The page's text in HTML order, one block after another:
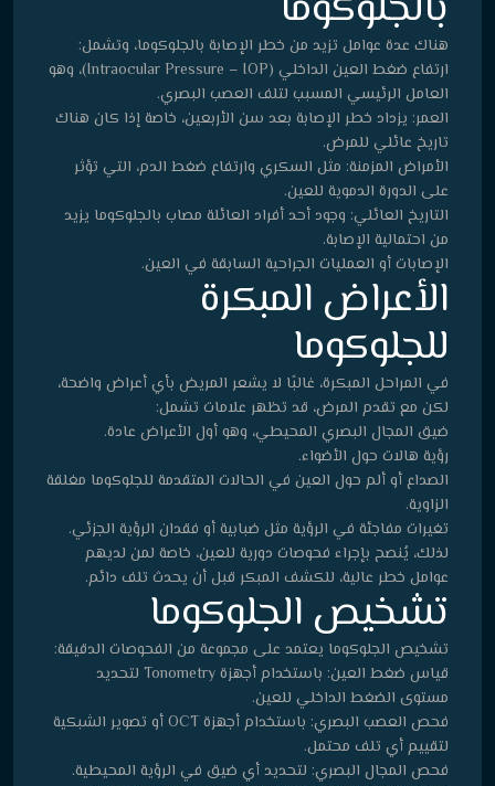
هناك عدة عوامل تزيد من خطر الإصابة بالجلوكوما، وتشمل:
ارتفاع ضغط العين الداخلي (Intraocular Pressure – IOP)، وهو
العامل الرئيسي المسبب لتلف العصب البصري.
العمر: يزداد خطر الإصابة بعد سن الأربعين، خاصة إذا كان هناك
تاريخ عائلي للمرض.
الأمراض المزمنة: مثل السكري وارتفاع ضغط الدم، التي تؤثر
على الدورة الدموية للعين.
التاريخ العائلي: وجود أحد أفراد العائلة مصاب بالجلوكوما يزيد
من احتمالية الإصابة.
الإصابات أو العمليات الجراحية السابقة في العين.
الأعراض المبكرة
للجلوكوما
في المراحل المبكرة، غالبًا لا يشعر المريض بأي أعراض واضحة،
لكن مع تقدم المرض، قد تظهر علامات تشمل:
ضيق المجال البصري المحيطي، وهو أول الأعراض عادة.
رؤية هالات حول الأضواء.
الصداع أو ألم حول العين في الحالات المتقدمة للجلوكوما مغلقة
الزاوية.
تغيرات مفاجئة في الرؤية مثل ضبابية أو فقدان الرؤية الجزئي.
لذلك، يُنصح بإجراء فحوصات دورية للعين، خاصة لمن لديهم
عوامل خطر عالية، للكشف المبكر قبل أن يحدث تلف دائم.
تشخيص الجلوكوما
تشخيص الجلوكوما يعتمد على مجموعة من الفحوصات الدقيقة:
قياس ضغط العين: باستخدام أجهزة Tonometry لتحديد
مستوى الضغط الداخلي للعين.
فحص العصب البصري: باستخدام أجهزة OCT أو تصوير الشبكية
لتقييم أي تلف محتمل.
فحص المجال البصري: لتحديد أي ضيق في الرؤية المحيطية.